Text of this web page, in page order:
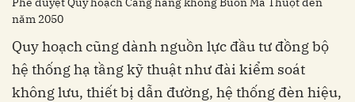
năm 2050
Quy hoạch cũng dành nguồn lực đầu tư đồng bộ
hệ thống hạ tầng kỹ thuật như đài kiểm soát
không lưu, thiết bị dẫn đường, hệ thống đèn hiệu,